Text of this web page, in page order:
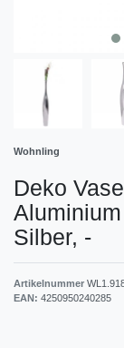
Wohnling
Deko
Silber, -
Artikelnummer
EAN: 4250950240285